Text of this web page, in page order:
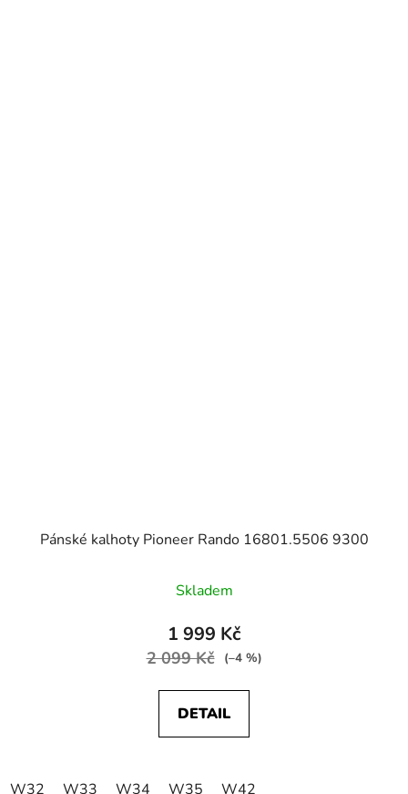
Pánské kalhoty Pioneer Rando 16801.5506 9300
Skladem
1 999 Kč
2 099 Kč (–4 %)
DETAIL
W32 W33 W34 W35 W42